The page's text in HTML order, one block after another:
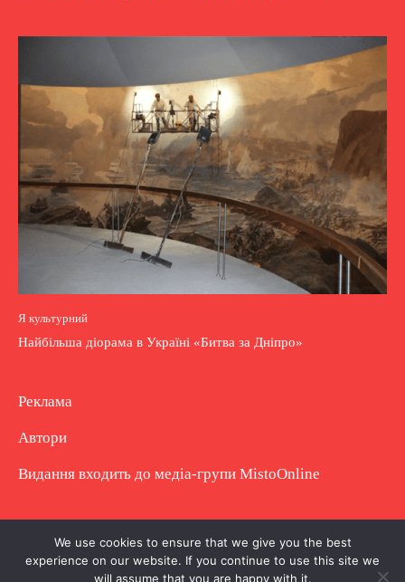
Я культурний
Найбільша діорама в Україні «Битва за Дніпро»
Реклама
Автори
Видання входить до медіа-групи MistoOnline
Copyright © Повне використання матеріалу
заборонено. Частково можна з гіперпосиланням.
We use cookies to ensure that we give you the best
experience on our website. If you continue to use this site we
will assume that you are happy with it.